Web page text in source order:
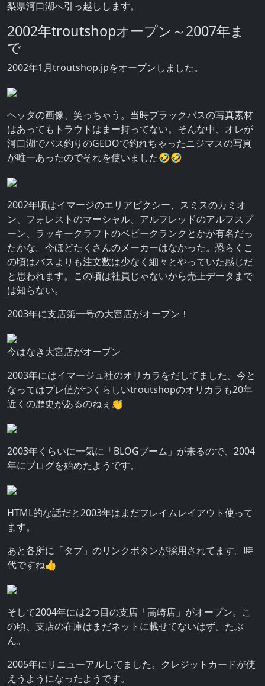
梨県河口湖へ引っ越しします。
2002年troutshopオープン～2007年ま
で
2002年1月troutshop.jpをオープンしました。
ヘッダの画像、笑っちゃう。当時ブラックバスの写真素材
はあってもトラウトはまー持ってない。そんな中、オレが
河口湖でバス釣りのGEDOで釣れちゃったニジマスの写真
が唯一あったのでそれを使いました🤣🤣
2002年頃はイマージのエリアピクシー、スミスのカミオ
ン、フォレストのマーシャル、アルフレッドのアルフスプ
ーン、ラッキークラフトのベビークランクとかが有名だっ
たかな。今ほどたくさんのメーカーはなかった。恐らくこ
の頃はバスよりも注文数は少なく細々とやっていた感じだ
と思われます。この頃は社員じゃないから売上データまで
は知らない。
2003年に支店第一号の大宮店がオープン！
今はなき大宮店がオープン
2003年にはイマージュ社のオリカラをだしてました。今と
なってはプレ値がつくらしいtroutshopのオリカラも20年
近くの歴史があるのねぇ👏
2003年くらいに一気に「BLOGブーム」が来るので、2004
年にブログを始めたようです。
HTML的な話だと2003年はまだフレイムレイアウト使って
ます。
あと各所に「タブ」のリンクボタンが採用されてます。時
代ですね👍
そして2004年には2つ目の支店「高崎店」がオープン。こ
の頃、支店の在庫はまだネットに載せてないはず。たぶ
ん。
2005年にリニューアルしてました。クレジットカードが使
えうようになったようです。